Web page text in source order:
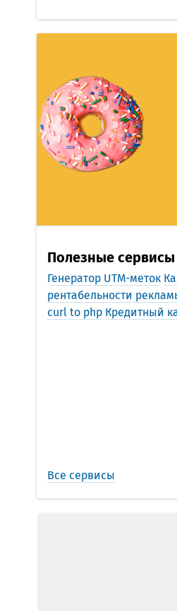
Полезные
Генератор UTM-меток
рентабельности
curl to php Кредитный
Все сервисы